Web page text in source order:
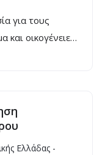
για τους
και οικογένειες
Ελλάδας -